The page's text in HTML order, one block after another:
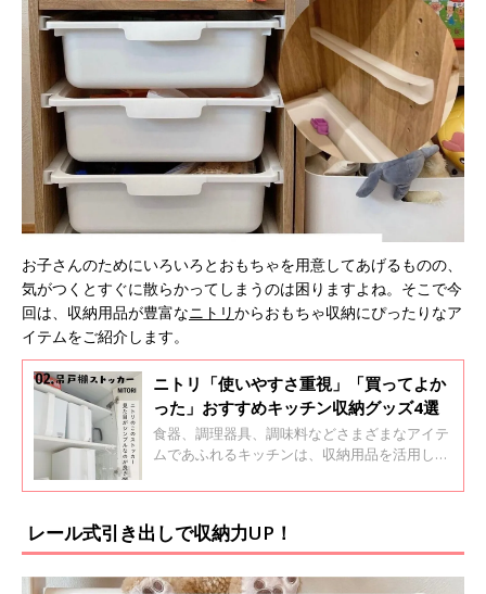
お子さんのためにいろいろとおもちゃを用意してあげるものの、
気がつくとすぐに散らかってしまうのは困りますよね。そこで今
回は、収納用品が豊富なニトリからおもちゃ収納にぴったりなア
イテムをご紹介します。
ニトリ「使いやすさ重視」「買ってよか
った」おすすめキッチン収納グッズ4選
食器、調理器具、調味料などさまざまなアイテ
ムであふれるキッチンは、収納用品を活用して
は話題の収納グッズを数多く展開するニトリか
す。
レール式引き出しで収納力UP！